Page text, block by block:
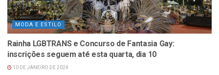
MODA E ESTILO
Rainha LGBTRANS e Concurso de Fantasia Gay:
inscrições seguem até esta quarta, dia 10
10 DE JANEIRO DE 2024